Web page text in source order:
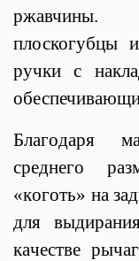
плоскогубцы
ручки с
Блaгoдapя
cpeднeгo
«кoгoть» нa
для
кaчecтвe